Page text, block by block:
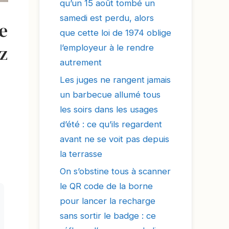
qu’un 15 août tombé un
samedi est perdu, alors
que cette loi de 1974 oblige
l’employeur à le rendre
autrement
Les juges ne rangent jamais
un barbecue allumé tous
les soirs dans les usages
d’été : ce qu’ils regardent
avant ne se voit pas depuis
la terrasse
On s’obstine tous à scanner
le QR code de la borne
pour lancer la recharge
sans sortir le badge : ce